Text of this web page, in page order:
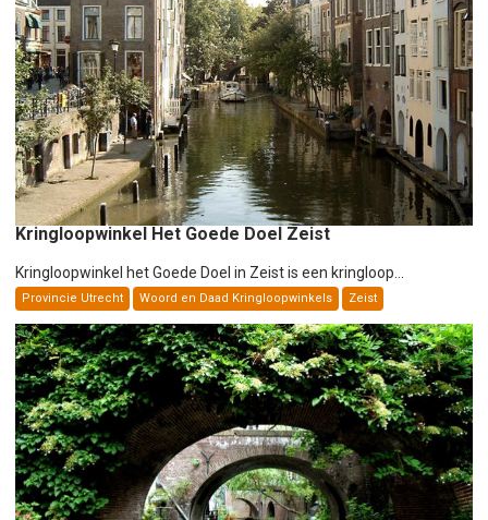
a
t
i
e
Kringloopwinkel Het Goede Doel Zeist
Kringloopwinkel het Goede Doel in Zeist is een kringloop...
Provincie Utrecht Woord en Daad Kringloopwinkels Zeist